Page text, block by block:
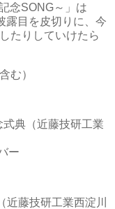
念SONG～」は
露目を皮切りに、今
たりしていけたら
む）
典（近藤技研工業
ー
藤技研工業西淀川